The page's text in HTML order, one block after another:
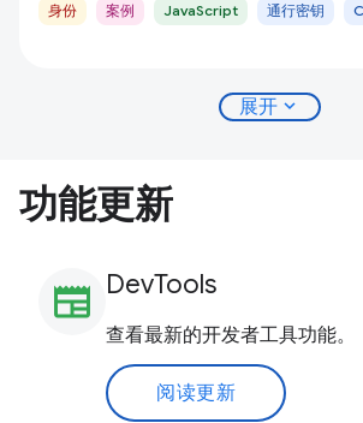
身份 案例 JavaScript 通行密钥
展开 expand_more
功能更新
newspaper DevTools
查看最新的开发者工具功能。
阅读更新